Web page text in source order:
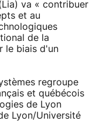
va « contribuer
et au
de la
le biais d'un
regroupe
et québécois
de Lyon
Lyon/Université